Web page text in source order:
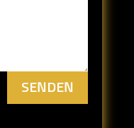
SENDEN